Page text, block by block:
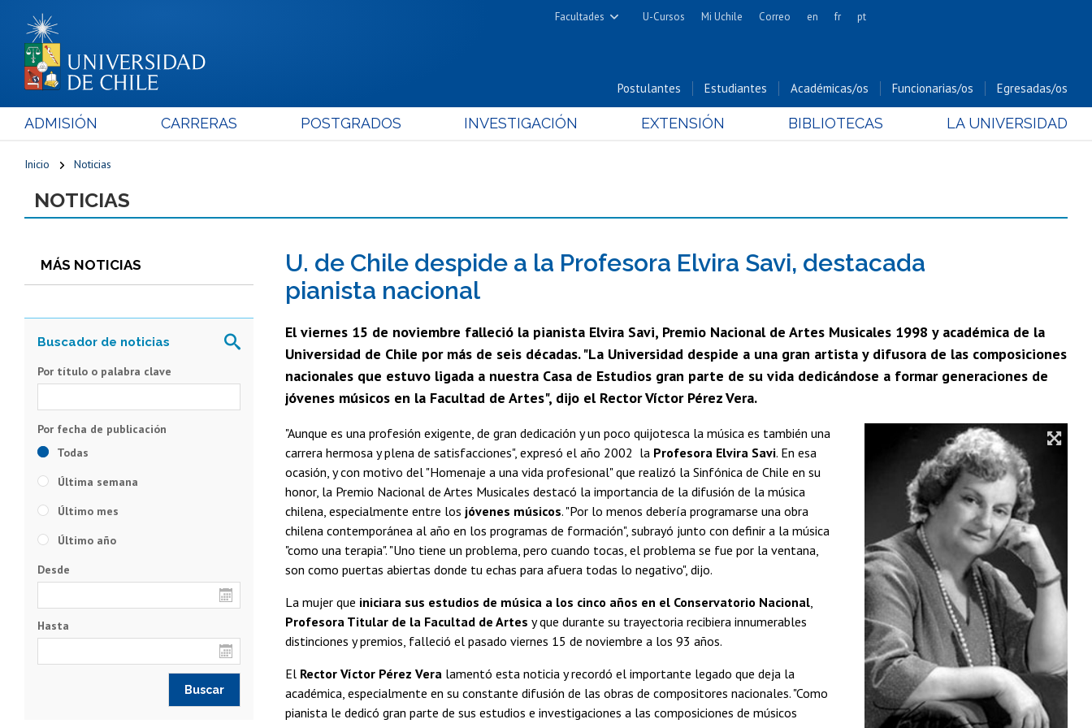
Facultades
Cs. Físicas y Matemáticas
Cs. Forestales y Conservación
Cs. Químicas y Farmacéuticas
Cs. Sociales
Estudios Avanzados en Educación
Estudios Internacionales
U-Cursos Mi Uchile Correo en fr pt
Postulantes Estudiantes Académicas/os Funcionarias/os Egresadas/os
ADMISIÓN CARRERAS POSTGRADOS INVESTIGACIÓN EXTENSIÓN BIBLIOTECAS LA UNIVERSIDAD
Inicio Noticias
NOTICIAS
MÁS NOTICIAS
U. de Chile despide a la Profesora Elvira Savi, destacada
pianista nacional
El viernes 15 de noviembre falleció la pianista Elvira Savi, Premio Nacional de Artes Musicales 1998 y académica de la
Universidad de Chile por más de seis décadas. "La Universidad despide a una gran artista y difusora de las composiciones
nacionales que estuvo ligada a nuestra Casa de Estudios gran parte de su vida dedicándose a formar generaciones de
jóvenes músicos en la Facultad de Artes", dijo el Rector Víctor Pérez Vera.
"Aunque es una profesión exigente, de gran dedicación y un poco quijotesca la música es también una
carrera hermosa y plena de satisfacciones", expresó el año 2002 la Profesora Elvira Savi. En esa
ocasión, y con motivo del "Homenaje a una vida profesional" que realizó la Sinfónica de Chile en su
honor, la Premio Nacional de Artes Musicales destacó la importancia de la difusión de la música
chilena, especialmente entre los jóvenes músicos. "Por lo menos debería programarse una obra
chilena contemporánea al año en los programas de formación", subrayó junto con definir a la música
"como una terapia". "Uno tiene un problema, pero cuando tocas, el problema se fue por la ventana,
son como puertas abiertas donde tu echas para afuera todas lo negativo", dijo.
La mujer que iniciara sus estudios de música a los cinco años en el Conservatorio Nacional
Profesora Titular de la Facultad de Artes y que durante su trayectoria recibiera innumerables
distinciones y premios, falleció el pasado viernes 15 de noviembre a los 93 años.
El Rector Víctor Pérez Vera lamentó esta noticia y recordó el importante legado que deja la
académica, especialmente en su constante difusión de las obras de compositores nacionales. "Como
pianista le dedicó gran parte de sus estudios e investigaciones a las composiciones de músicos
Por título o palabra clave
Todas
Última semana
Último mes
Último año
Desde
Hasta